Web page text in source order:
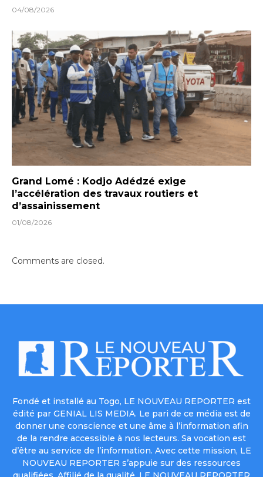
04/08/2026
Grand Lomé : Kodjo Adédzé exige
l’accélération des travaux routiers et
d’assainissement
01/08/2026
Comments are closed.
Fondé et installé au Togo, LE NOUVEAU REPORTER est
édité par GENIAL LIS MEDIA. Le pari de ce média est de
donner une conscience et une âme à l’information afin
de la rendre accessible à nos lecteurs. Sa vocation est
d’être au service de l’information. Avec cette mission, LE
NOUVEAU REPORTER s’appuie sur des ressources